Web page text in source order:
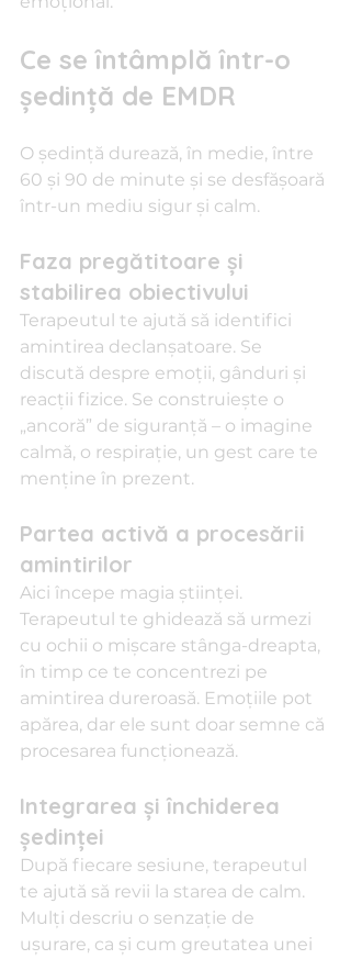
Ce se întâmplă într-o
ședință de EMDR
O ședință durează, în medie, între
60 și 90 de minute și se desfășoară
într-un mediu sigur și calm.
Faza pregătitoare și
stabilirea obiectivului
Terapeutul te ajută să identifici
amintirea declanșatoare. Se
discută despre emoții, gânduri și
reacții fizice. Se construiește o
„ancoră” de siguranță – o imagine
calmă, o respirație, un gest care te
menține în prezent.
Partea activă a procesării
amintirilor
Aici începe magia științei.
Terapeutul te ghidează să urmezi
cu ochii o mișcare stânga-dreapta,
în timp ce te concentrezi pe
amintirea dureroasă. Emoțiile pot
apărea, dar ele sunt doar semne că
procesarea funcționează.
Integrarea și închiderea
ședinței
După fiecare sesiune, terapeutul
te ajută să revii la starea de calm.
Mulți descriu o senzație de
ușurare, ca și cum greutatea unei